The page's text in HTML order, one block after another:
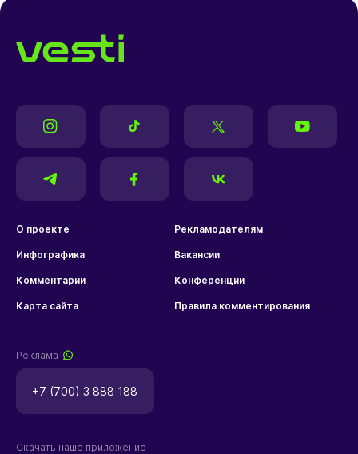
О проекте Рекламодателям
Инфографика Вакансии
Комментарии Конференции
Карта сайта Правила комментирования
Реклама
+7 (700) 3 888 188
Скачать наше приложение